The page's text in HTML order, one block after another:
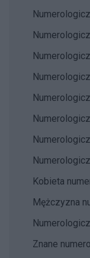
Kobieta
Mężczyzna
Znane